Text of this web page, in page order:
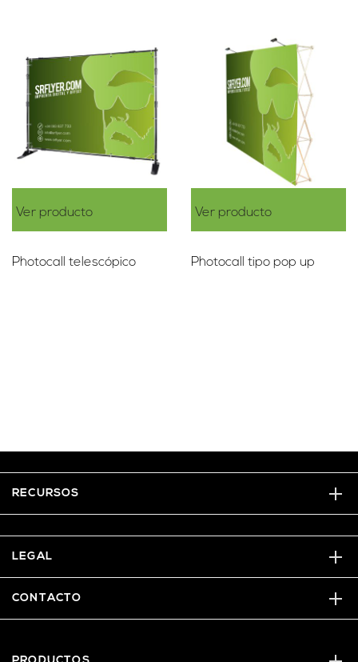
Ver producto
Photocall telescópico
Ver producto
Photocall tipo pop up
RECURSOS
LEGAL
CONTACTO